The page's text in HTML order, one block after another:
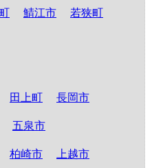
鯖江市 若狭町
田上町 長岡市
五泉市
柏崎市 上越市